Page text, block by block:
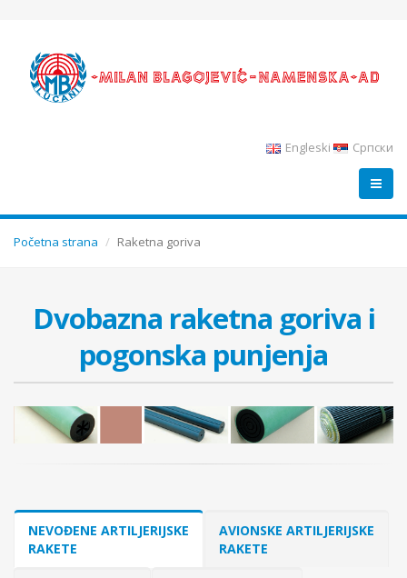
Engleski Српски
Početna strana Raketna goriva
Dvobazna raketna goriva i
pogonska punjenja
NEVOĐENE ARTILJERIJSKE
RAKETE
AVIONSKE ARTILJERIJSKE
RAKETE